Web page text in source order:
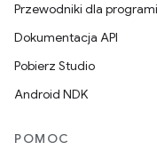
Przewodniki dla
Dokumentacja API
Pobierz Studio
Android NDK
POMOC